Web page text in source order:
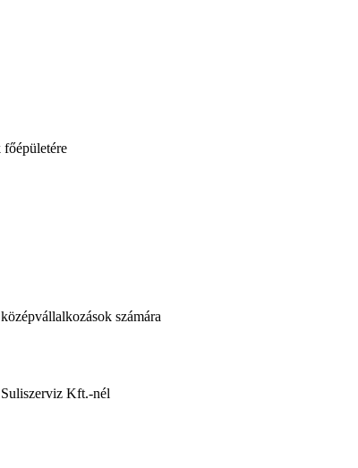
főépületére
számára
Kft.-nél